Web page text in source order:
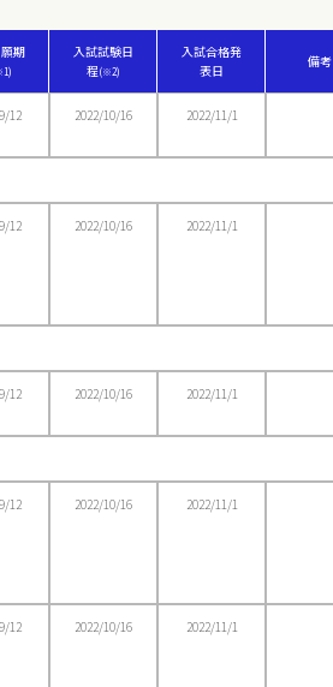
期
入試試験日
程(※2)
入試合格発
表日
備考
12 2022/10/16 2022/11/1
12 2022/10/16 2022/11/1
12 2022/10/16 2022/11/1
12 2022/10/16 2022/11/1
12 2022/10/16 2022/11/1